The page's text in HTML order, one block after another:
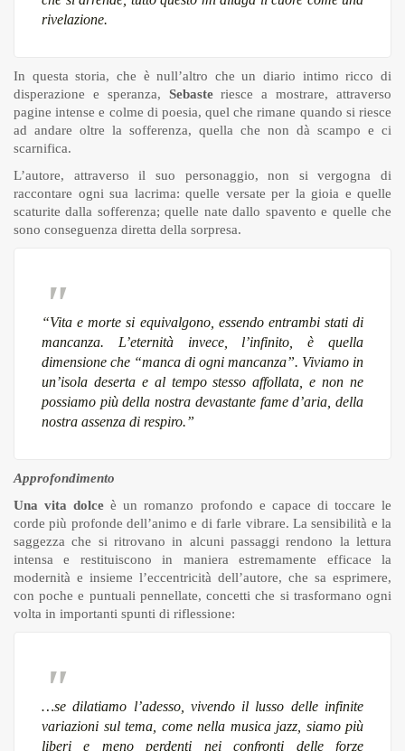
rivelazione.
In questa storia, che è null’altro che un diario intimo ricco di
disperazione e speranza, Sebasteriesce a mostrare, attraverso
pagine intense e colme di poesia, quel che rimane quando si riesce
ad andare oltre la sofferenza, quella che non dà scampo e ci
scarnifica.
L’autore, attraverso il suo personaggio, non si vergogna di
raccontare ogni sua lacrima: quelle versate per la gioia e quelle
scaturite dalla sofferenza; quelle nate dallo spavento e quelle che
sono conseguenza diretta della sorpresa.
“Vita e morte si equivalgono, essendo entrambi stati di
mancanza. L’eternità invece, l’infinito, è quella
dimensione che “manca di ogni mancanza”. Viviamo in
un’isola deserta e al tempo stesso affollata, e non ne
possiamo più della nostra devastante fame d’aria, della
nostra assenza di respiro.”
Approfondimento
Una vita dolce è un romanzo profondo e capace di toccare le
corde più profonde dell’animo e di farle vibrare. La sensibilità e la
saggezza che si ritrovano in alcuni passaggi rendono la lettura
intensa e restituiscono in maniera estremamente efficace la
modernità e insieme l’eccentricità dell’autore, che sa esprimere,
con poche e puntuali pennellate, concetti che si trasformano ogni
volta in importanti spunti di riflessione:
…se dilatiamo l’adesso, vivendo il lusso delle infinite
variazioni sul tema, come nella musica jazz, siamo più
liberi e meno perdenti nei confronti delle forze